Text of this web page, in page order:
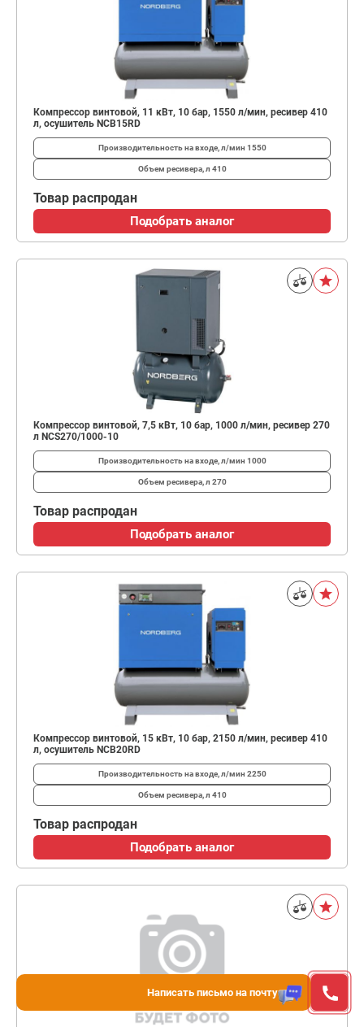
Компрессор винтовой, 11 кВт, 10 бар, 1550 л/мин, ресивер 410
л, осушитель NCB15RD
Производительность на входе, л/мин 1550
Объем ресивера, л 410
Товар распродан
Подобрать аналог
Компрессор винтовой, 7,5 кВт, 10 бар, 1000 л/мин, ресивер 270
л NCS270/1000-10
Производительность на входе, л/мин 1000
Объем ресивера, л 270
Товар распродан
Подобрать аналог
Компрессор винтовой, 15 кВт, 10 бар, 2150 л/мин, ресивер 410
л, осушитель NCB20RD
Производительность на входе, л/мин 2250
Объем ресивера, л 410
Товар распродан
Подобрать аналог
Написать письмо на почту